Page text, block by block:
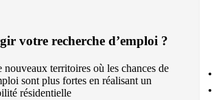
votre recherche d’emploi ?
nouveaux territoires où les chances de
sont plus fortes en réalisant un
résidentielle